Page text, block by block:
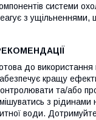
системи
з ущільненнями,
до
кращу
та/або
з рідинами
води.